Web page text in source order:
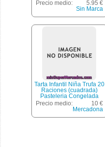
Precio medio:
5.95 €
Sin Marca
Tarta Infantil Niña Trufa 20
Raciones (cuadrada)
Pasteleria Congelada
Horno *vuelta Al Cole*,
Mercadona, 1 U 1700 G
Precio medio:
10 €
Mercadona